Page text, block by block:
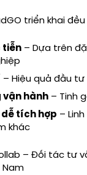
triển khai
tiễn – Dựa trên
– Hiệu quả đầu
vận hành – Tinh
dễ tích hợp –
khác
– Đối tác tư